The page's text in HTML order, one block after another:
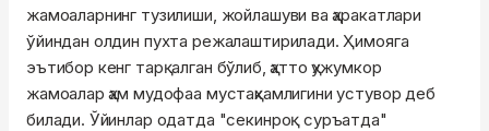
жамоаларнинг тузилиши, жойлашуви ва ҳаракатлари
ўйиндан олдин пухта режалаштирилади. Ҳимояга
эътибор кенг тарқалган бўлиб, ҳатто ҳужумкор
жамоалар ҳам мудофаа мустаҳкамлигини устувор деб
билади. Ўйинлар одатда "секинроқ суръатда"